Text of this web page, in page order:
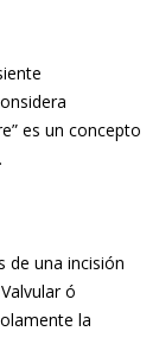
es un concepto
de una incisión
ó
la